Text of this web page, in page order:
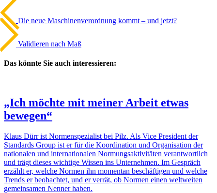
Beitrags-
Navigation
Die neue Maschi­nen­ver­ord­nung kommt – und jetzt?
Nächster
Artikel
Vali­dieren nach Maß
Das könnte Sie auch interessieren:
„Ich möchte mit meiner Arbeit etwas
bewegen“
Klaus Dürr ist Normen­spe­zia­list bei Pilz. Als Vice Presi­dent der
Stan­dards Group ist er für die Koor­di­na­tion und Orga­ni­sa­tion der
natio­nalen und inter­na­tio­nalen Normungs­ak­ti­vi­täten verant­wort­lich
und trägt dieses wich­tige Wissen ins Unter­nehmen. Im Gespräch
erzählt er, welche Normen ihn momentan beschäf­tigen und welche
Trends er beob­achtet, und er verrät, ob Normen einen welt­weiten
gemein­samen Nenner haben.